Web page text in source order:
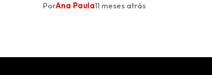
PorAna Paula11 meses atrás